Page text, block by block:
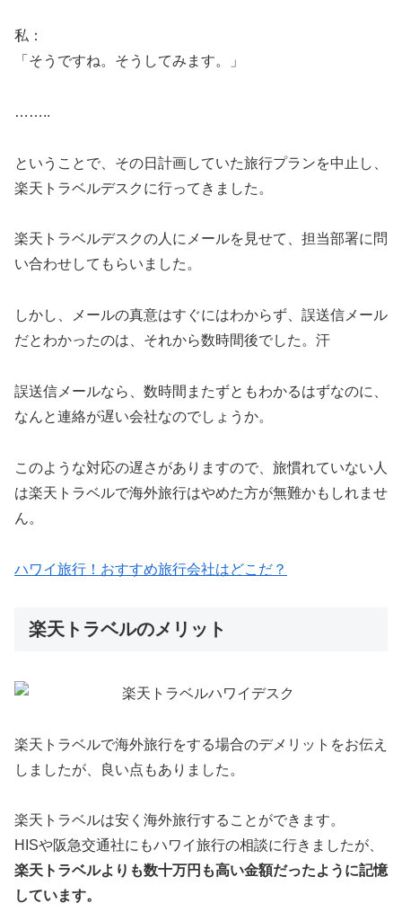
私：
「そうですね。そうしてみます。」
……..
ということで、その日計画していた旅行プランを中止し、
楽天トラベルデスクに行ってきました。
楽天トラベルデスクの人にメールを見せて、担当部署に問
い合わせしてもらいました。
しかし、メールの真意はすぐにはわからず、誤送信メール
だとわかったのは、それから数時間後でした。汗
誤送信メールなら、数時間またずともわかるはずなのに、
なんと連絡が遅い会社なのでしょうか。
このような対応の遅さがありますので、旅慣れていない人
は楽天トラベルで海外旅行はやめた方が無難かもしれませ
ん。
ハワイ旅行！おすすめ旅行会社はどこだ？
楽天トラベルのメリット
楽天トラベルで海外旅行をする場合のデメリットをお伝え
しましたが、良い点もありました。
楽天トラベルは安く海外旅行することができます。
HISや阪急交通社にもハワイ旅行の相談に行きましたが、
楽天トラベルよりも数十万円も高い金額だったように記憶
しています。